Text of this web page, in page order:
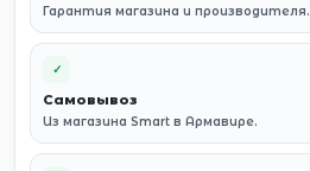
Гарантия магазина и производителя.
✓
Самовывоз
Из магазина Smart в Армавире.